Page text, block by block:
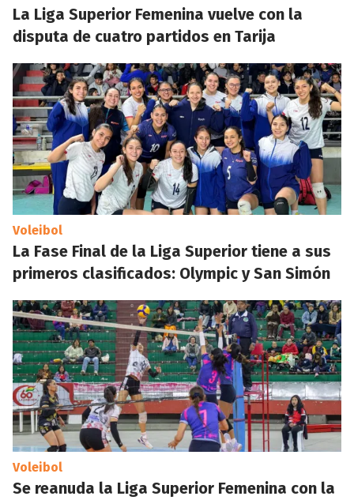
La Liga Superior Femenina vuelve con la
disputa de cuatro partidos en Tarija
Voleibol
La Fase Final de la Liga Superior tiene a sus
primeros clasificados: Olympic y San Simón
Voleibol
Se reanuda la Liga Superior Femenina con la